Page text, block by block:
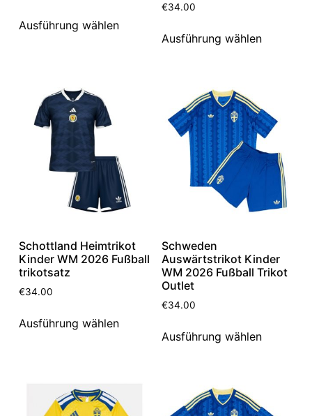
Ausführung wählen
€34.00
Ausführung wählen
Schottland Heimtrikot
Kinder WM 2026 Fußball
trikotsatz
€34.00
Ausführung wählen
Schweden
Auswärtstrikot Kinder
WM 2026 Fußball Trikot
Outlet
€34.00
Ausführung wählen